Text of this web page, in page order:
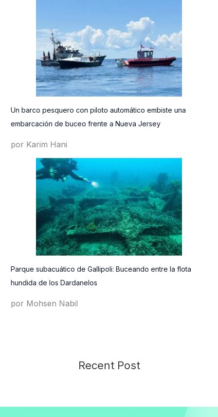
Un barco pesquero con piloto automático embiste una
embarcación de buceo frente a Nueva Jersey
por Karim Hani
Parque subacuático de Gallipoli: Buceando entre la flota
hundida de los Dardanelos
por Mohsen Nabil
Recent Post